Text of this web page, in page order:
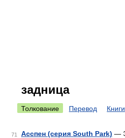
задница
Толкование Перевод Книги
71 Асспен (серия South Park) —